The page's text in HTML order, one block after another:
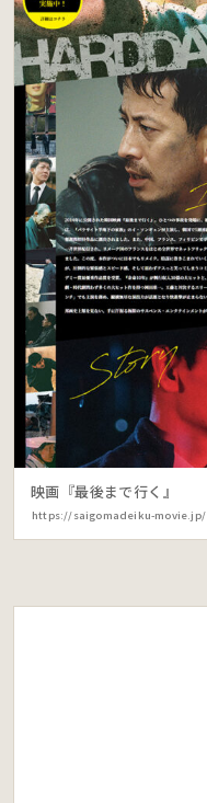
映画『最後まで行く』
https://saigomadeiku-movie.jp/